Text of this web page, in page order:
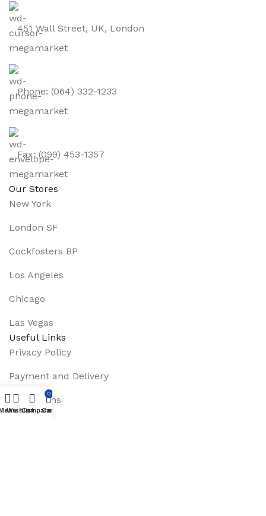
451 Wall Street, UK, London
Phone: (064) 332-1233
Fax: (099) 453-1357
Our Stores
New York
London SF
Cockfosters BP
Los Angeles
Chicago
Las Vegas
Useful Links
Privacy Policy
Payment and Delivery
Promotions
WishlistCompare
0
Cart